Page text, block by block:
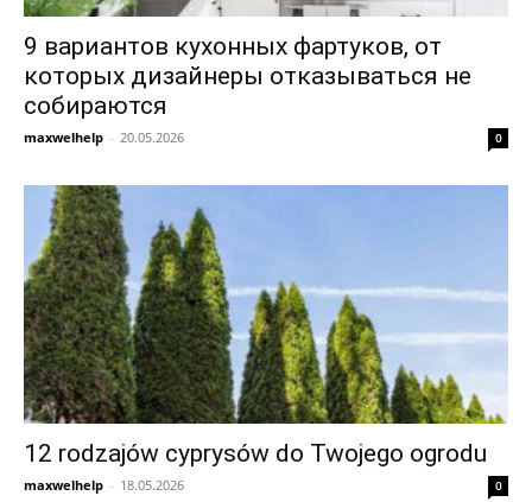
9 вариантов кухонных фартуков, от
которых дизайнеры отказываться не
собираются
maxwelhelp - 20.05.2026 0
12 rodzajów cyprysów do Twojego ogrodu
maxwelhelp - 18.05.2026 0